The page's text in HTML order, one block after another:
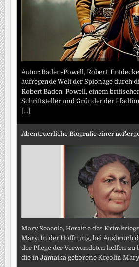
Autor: Baden-Powell, Robert.
aufregende Welt der Spionage durch
Robert Baden-Powell, einem
Schriftsteller und Gründer der
[...]
Abenteuerliche Biografie einer
Mary Seacole, Heroine des
Mary. In der Hoffnung, bei Ausbruch
der Pflege der Verwundeten helfen zu
die in Jamaika geborene Kreolin Mary